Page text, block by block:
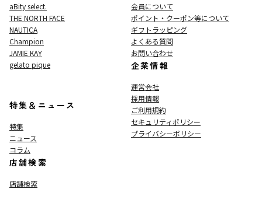
aBity select.
THE NORTH FACE
NAUTICA
Champion
JAMIE KAY
gelato pique
特集＆ニュース
特集
ニュース
コラム
店舗検索
店舗検索
会員について
ポイント・クーポン等について
ギフトラッピング
よくある質問
お問い合わせ
企業情報
運営会社
採用情報
ご利用規約
セキュリティポリシー
プライバシーポリシー